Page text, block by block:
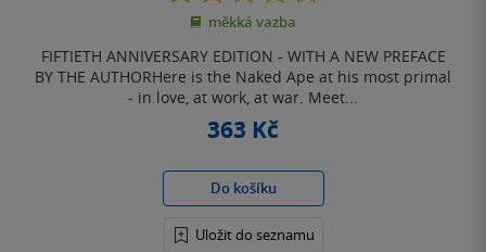
5
měkká vazba
FIFTIETH ANNIVERSARY EDITION - WITH A NEW PREFACE
BY THE AUTHORHere is the Naked Ape at his most primal
- in love, at work, at war. Meet...
363 Kč
Do košíku
Uložit do seznamu